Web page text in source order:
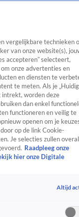
TV Algemeen
Tip
CrimeVideo's
vergelijkbare technieken
van onze website(s),
accepteren” selecteert,
onze advertenties en
en diensten te
te meten. Als je
intrekt, worden deze
dan enkel
functioneren en veilig te
openen om je
op de link Cookie-
Je selecties zullen overal
Raadpleeg onze
hier onze Digitale
Altijd